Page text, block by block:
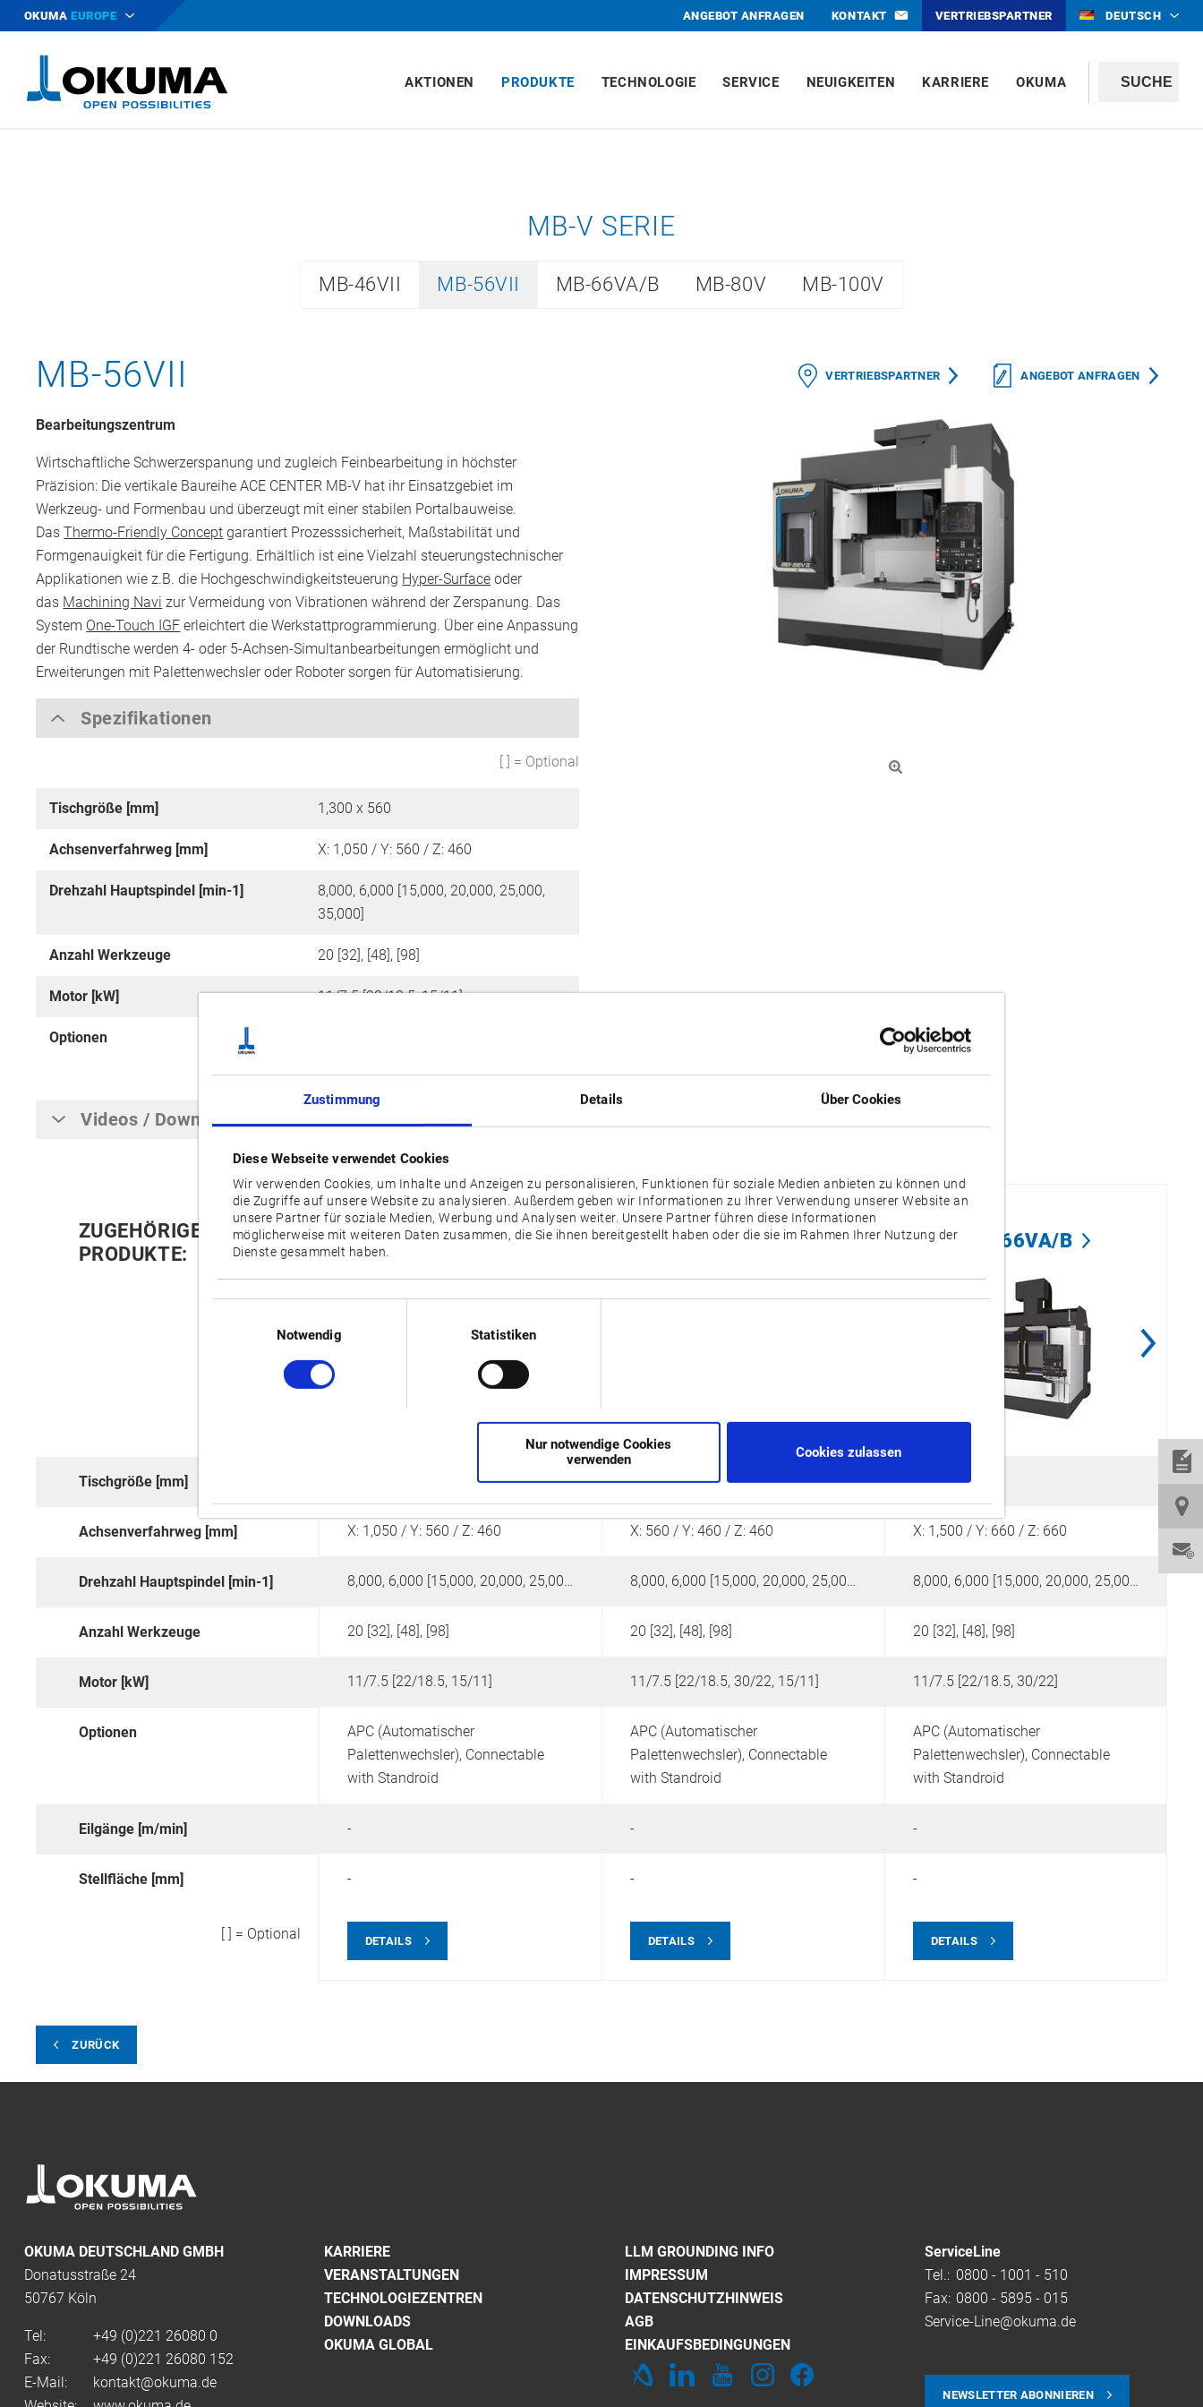
Zustimmung Details Über Cookies
Diese Webseite verwendet Cookies
Wir verwenden Cookies, um Inhalte und Anzeigen zu personalisieren, Funktionen für soziale Medien anbieten zu können und
die Zugriffe auf unsere Website zu analysieren. Außerdem geben wir Informationen zu Ihrer Verwendung unserer Website an
unsere Partner für soziale Medien, Werbung und Analysen weiter. Unsere Partner führen diese Informationen
möglicherweise mit weiteren Daten zusammen, die Sie ihnen bereitgestellt haben oder die sie im Rahmen Ihrer Nutzung der
Dienste gesammelt haben.
Notwendig
Statistiken
Nur notwendige Cookies
verwenden
Cookies zulassen
OKUMA EUROPE ANGEBOT ANFRAGEN KONTAKT VERTRIEBSPARTNER DEUTSCH
AKTIONEN PRODUKTE TECHNOLOGIE SERVICE NEUIGKEITEN KARRIERE OKUMA
MB-V SERIE
MB-46VII MB-56VII MB-66VA/B MB-80V MB-100V
MB-56VII VERTRIEBSPARTNER ANGEBOT ANFRAGEN
Bearbeitungszentrum
Wirtschaftliche Schwerzerspanung und zugleich Feinbearbeitung in höchster
Präzision: Die vertikale Baureihe ACE CENTER MB-V hat ihr Einsatzgebiet im
Werkzeug- und Formenbau und überzeugt mit einer stabilen Portalbauweise.
DasThermo-Friendly Concept garantiert Prozesssicherheit, Maßstabilität und
Formgenauigkeit für die Fertigung. Erhältlich ist eine Vielzahl steuerungstechnischer
Applikationen wie z.B. die Hochgeschwindigkeitsteuerung Hyper-Surface oder
das Machining Navi zur Vermeidung von Vibrationen während der Zerspanung. Das
System One-Touch IGF erleichtert die Werkstattprogrammierung. Über eine Anpassung
der Rundtische werden 4- oder 5-Achsen-Simultanbearbeitungen ermöglicht und
Erweiterungen mit Palettenwechsler oder Roboter sorgen für Automatisierung.
Spezifikationen
[ ] = Optional
Tischgröße [mm] 1,300 x 560
Achsenverfahrweg [mm] X: 1,050 / Y: 560 / Z: 460
Drehzahl Hauptspindel [min-1]
8,000, 6,000 [15,000, 20,000, 25,000,
35,000]
Anzahl Werkzeuge 20 [32], [48], [98]
Motor [kW] 11/7.5 [22/18.5, 15/11]
Optionen
Videos / Downloads
ZUGEHÖRIGE
PRODUKTE:
Tischgröße [mm]
Achsenverfahrweg [mm]
Drehzahl Hauptspindel [min-1]
Anzahl Werkzeuge
Motor [kW]
Optionen
Eilgänge [m/min]
Stellfläche [mm]
[ ] = Optional
MB-56VII
X: 1,050 / Y: 560 / Z: 460
8,000, 6,000 [15,000, 20,000, 25,000, 35,000]
20 [32], [48], [98]
11/7.5 [22/18.5, 15/11]
APC (Automatischer
Palettenwechsler), Connectable
with Standroid
-
-
DETAILS
MB-46VII
760 x 460
X: 560 / Y: 460 / Z: 460
8,000, 6,000 [15,000, 20,000, 25,000, 35,000]
20 [32], [48], [98]
11/7.5 [22/18.5, 30/22, 15/11]
APC (Automatischer
Palettenwechsler), Connectable
with Standroid
-
-
DETAILS
MB-66VA/B
1,530 x 660
X: 1,500 / Y: 660 / Z: 660
8,000, 6,000 [15,000, 20,000, 25,000, 35,000]
20 [32], [48], [98]
11/7.5 [22/18.5, 30/22]
APC (Automatischer
Palettenwechsler), Connectable
with Standroid
-
-
DETAILS
ZURÜCK
OKUMA DEUTSCHLAND GMBH
Donatusstraße 24
50767 Köln
Tel: +49 (0)221 26080 0
Fax:
+49 (0)221 26080 152
E-Mail:
kontakt@okuma.de
KARRIERE
VERANSTALTUNGEN
TECHNOLOGIEZENTREN
DOWNLOADS
OKUMA GLOBAL
LLM GROUNDING INFO
IMPRESSUM
DATENSCHUTZHINWEIS
AGB
EINKAUFSBEDINGUNGEN
ServiceLine
Tel.: 0800 - 1001 - 510
Fax: 0800 - 5895 - 015
Service-Line@okuma.de
NEWSLETTER ABONNIEREN